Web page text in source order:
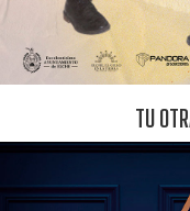
TU